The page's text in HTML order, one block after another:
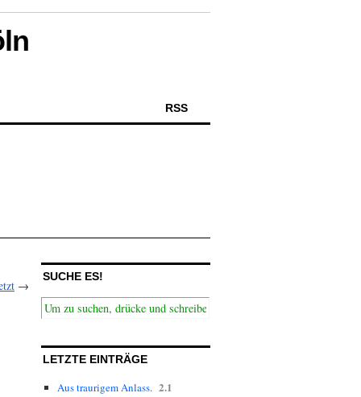
RSS
→
SUCHE ES!
LETZTE EINTRÄGE
Aus traurigem Anlass. 2.1